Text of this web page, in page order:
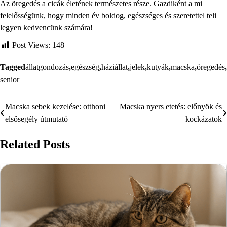
Az öregedés a cicák életének természetes része. Gazdiként a mi
felelősségünk, hogy minden év boldog, egészséges és szeretettel teli
legyen kedvencünk számára!
Post Views: 148
Taggedállatgondozás,egészség,háziállat,jelek,kutyák,macska,öregedés,
senior
Bejegyzés
navigáció
Macska sebek kezelése: otthoni
elsősegély útmutató
Macska nyers etetés: előnyök és
kockázatok
Related Posts